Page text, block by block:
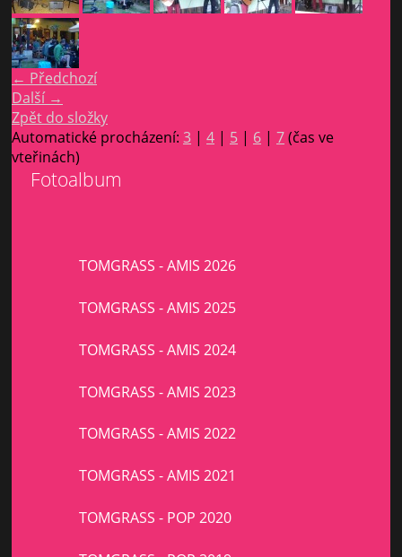
← Předchozí
Další →
Zpět do složky
Automatické procházení: 3 | 4 | 5 | 6 | 7(čas ve
vteřinách)
Fotoalbum
TOMGRASS - AMIS 2026
TOMGRASS - AMIS 2025
TOMGRASS - AMIS 2024
TOMGRASS - AMIS 2023
TOMGRASS - AMIS 2022
TOMGRASS - AMIS 2021
TOMGRASS - POP 2020